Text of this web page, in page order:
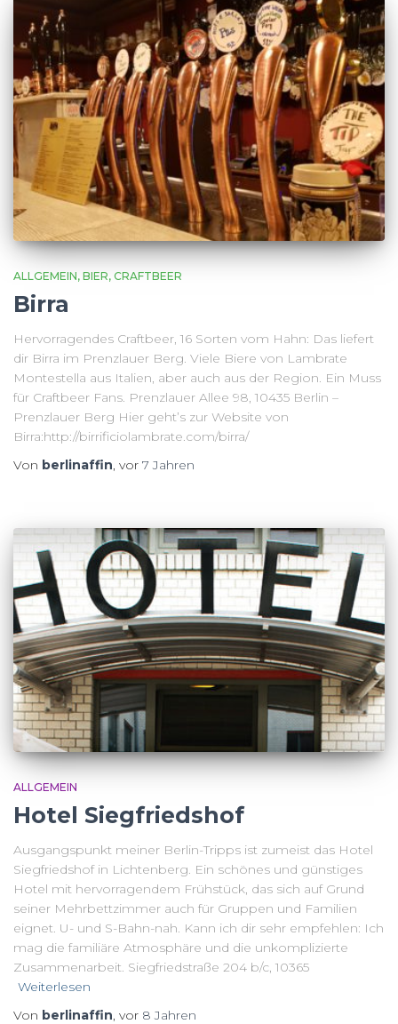
ALLGEMEIN BIER CRAFTBEER
Birra
Hervorragendes Craftbeer, 16 Sorten vom Hahn: Das liefert
dir Birra im Prenzlauer Berg. Viele Biere von Lambrate
Montestella aus Italien, aber auch aus der Region. Ein Muss
für Craftbeer Fans. Prenzlauer Allee 98, 10435 Berlin –
Prenzlauer Berg Hier geht’s zur Website von
Birra:http://birrificiolambrate.com/birra/
Von berlinaffin, vor 7 Jahren
ALLGEMEIN
Hotel Siegfriedshof
Ausgangspunkt meiner Berlin-Tripps ist zumeist das Hotel
Siegfriedshof in Lichtenberg. Ein schönes und günstiges
Hotel mit hervorragendem Frühstück, das sich auf Grund
seiner Mehrbettzimmer auch für Gruppen und Familien
eignet. U- und S-Bahn-nah. Kann ich dir sehr empfehlen: Ich
mag die familiäre Atmosphäre und die unkomplizierte
Zusammenarbeit. Siegfriedstraße 204 b/c, 10365
Weiterlesen
Von berlinaffin, vor 8 Jahren